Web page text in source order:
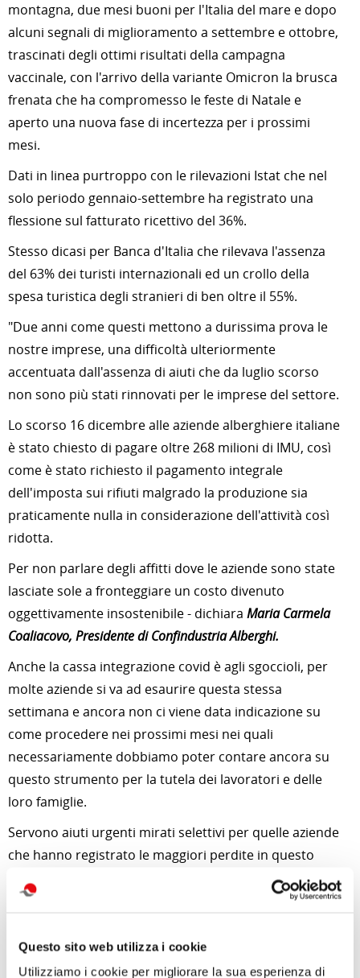
Questo sito web utilizza i cookie
Utilizziamo i cookie per migliorare la sua esperienza di
montagna, due mesi buoni per l'Italia del mare e dopo
alcuni segnali di miglioramento a settembre e ottobre,
trascinati degli ottimi risultati della campagna
vaccinale, con l'arrivo della variante Omicron la brusca
frenata che ha compromesso le feste di Natale e
aperto una nuova fase di incertezza per i prossimi
mesi.
Dati in linea purtroppo con le rilevazioni Istat che nel
solo periodo gennaio-settembre ha registrato una
flessione sul fatturato ricettivo del 36%.
Stesso dicasi per Banca d'Italia che rilevava l'assenza
del 63% dei turisti internazionali ed un crollo della
spesa turistica degli stranieri di ben oltre il 55%.
"Due anni come questi mettono a durissima prova le
nostre imprese, una difficoltà ulteriormente
accentuata dall'assenza di aiuti che da luglio scorso
non sono più stati rinnovati per le imprese del settore.
Lo scorso 16 dicembre alle aziende alberghiere italiane
è stato chiesto di pagare oltre 268 milioni di IMU, così
come è stato richiesto il pagamento integrale
dell'imposta sui rifiuti malgrado la produzione sia
praticamente nulla in considerazione dell'attività così
ridotta.
Per non parlare degli affitti dove le aziende sono state
lasciate sole a fronteggiare un costo divenuto
oggettivamente insostenibile - dichiara Maria Carmela
Coaliacovo, Presidente di Confindustria Alberghi.
Anche la cassa integrazione covid è agli sgoccioli, per
molte aziende si va ad esaurire questa stessa
settimana e ancora non ci viene data indicazione su
come procedere nei prossimi mesi nei quali
necessariamente dobbiamo poter contare ancora su
questo strumento per la tutela dei lavoratori e delle
loro famiglie.
Servono aiuti urgenti mirati selettivi per quelle aziende
che hanno registrato le maggiori perdite in questo
periodo e che vedono seriamente messa a rischio la
continuità aziendale.
ricorso al credito ma ora non è più possibile procedere